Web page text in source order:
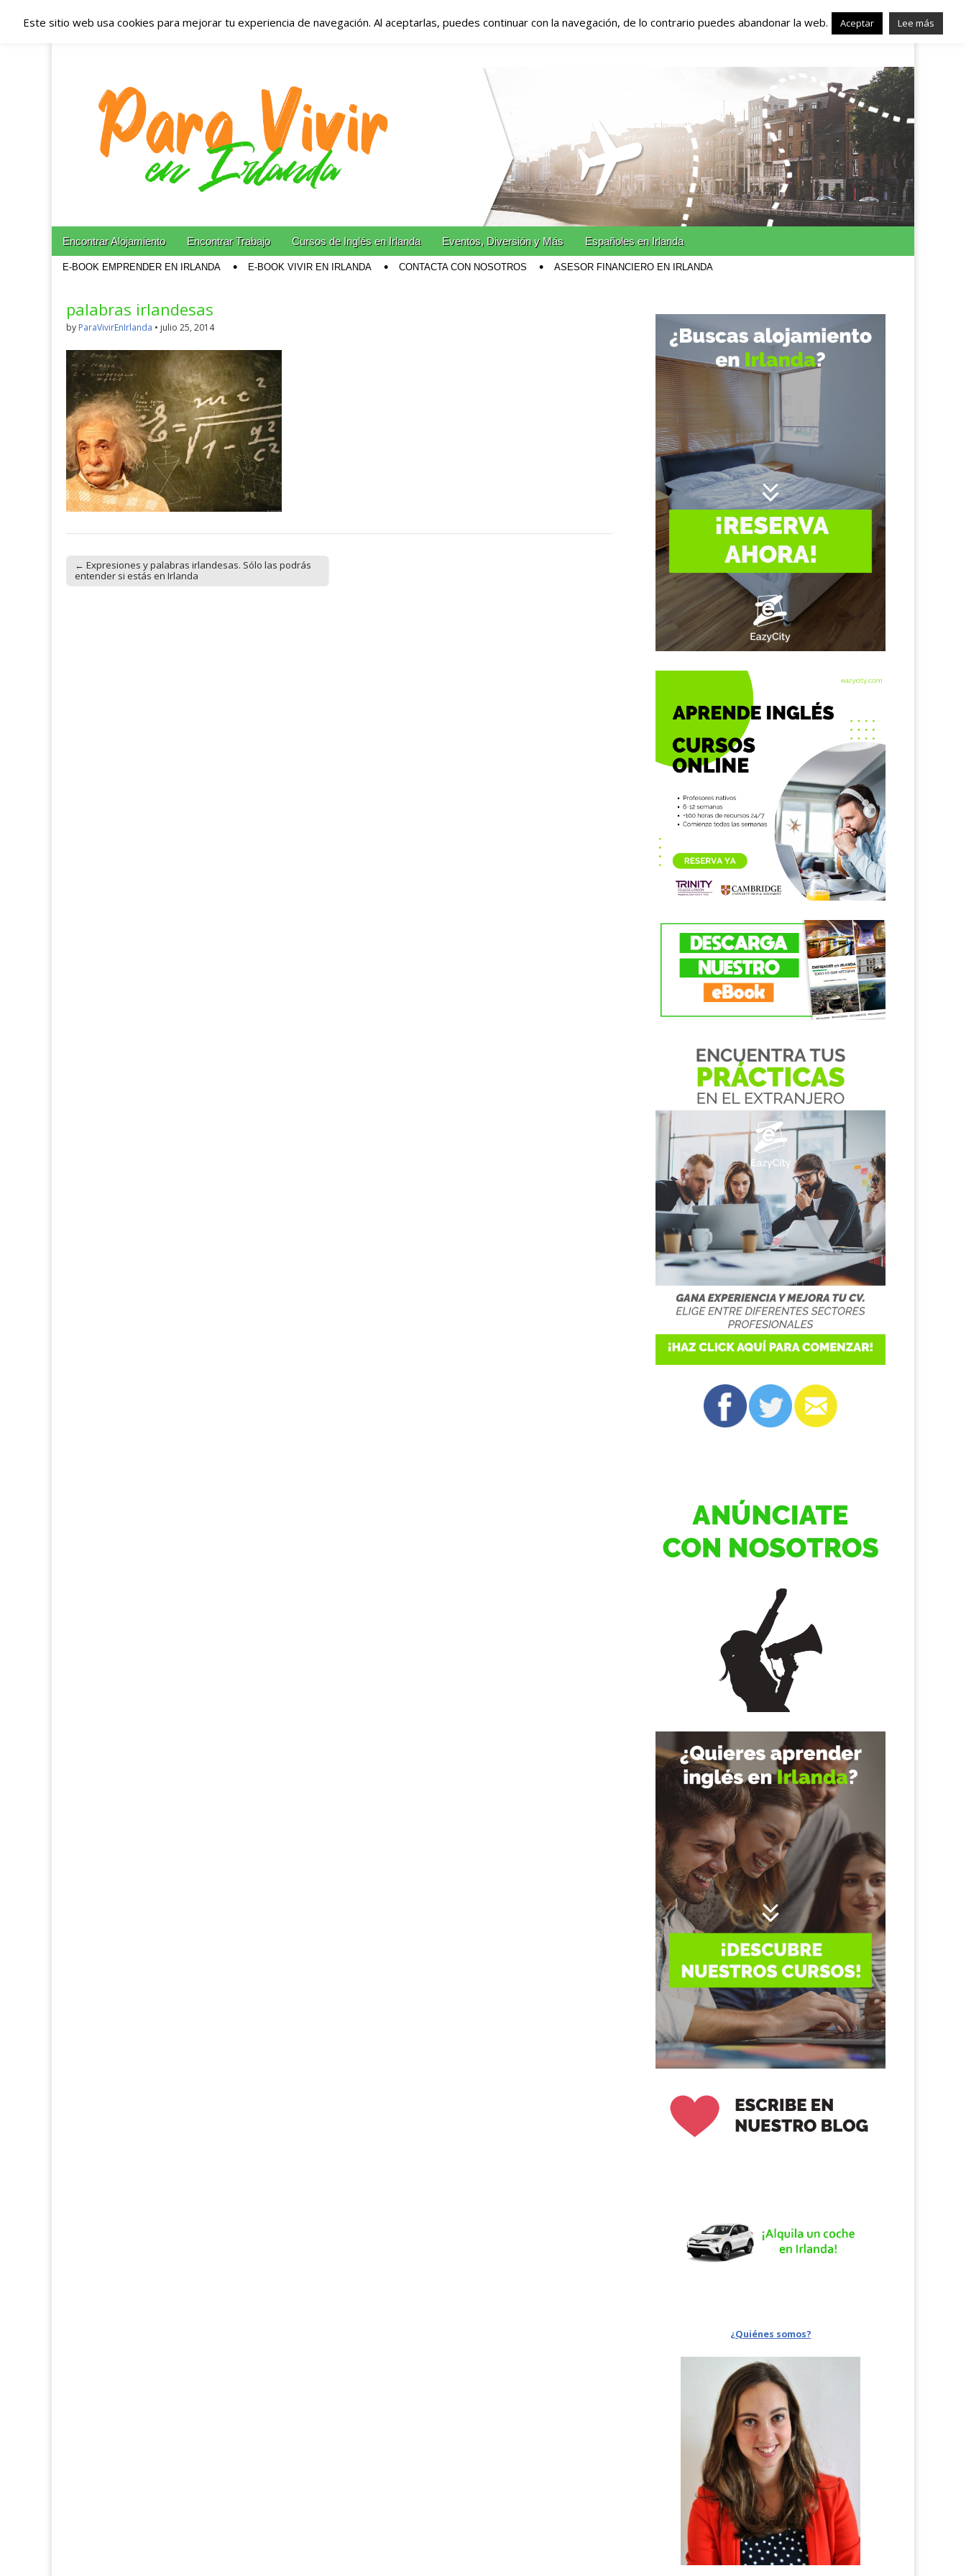
Españoles en Irlanda – Vivir en Irlanda – Trabajo en
Irlanda – Alojamiento en Irlanda
Blog dedicado a los que viven, estudian y trabajan en Irlanda!
Main menu
Skip to content
Encontrar Alojamiento Encontrar Trabajo Cursos de Inglés en Irlanda Eventos, Diversión y Más Españoles en Irlanda
E-BOOK EMPRENDER EN IRLANDA E-BOOK VIVIR EN IRLANDA CONTACTA CON NOSOTROS ASESOR FINANCIERO EN IRLANDA
palabras irlandesas
by ParaVivirEnIrlanda • julio 25, 2014
Post navigation
← Expresiones y palabras irlandesas. Sólo las podrás
entender si estás en Irlanda
¿Quiénes somos?
Este sitio web usa cookies para mejorar tu experiencia de navegación. Al aceptarlas, puedes continuar con la navegación, de lo contrario puedes abandonar la web. Aceptar Lee más